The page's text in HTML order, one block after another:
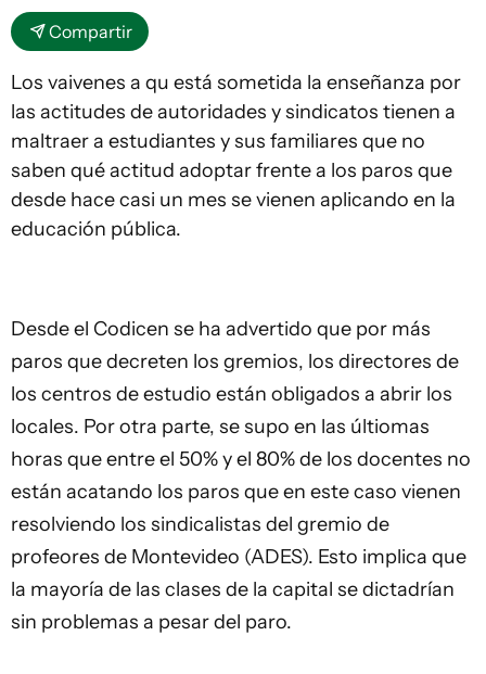
Compartir
Los vaivenes a qu está sometida la enseñanza por
las actitudes de autoridades y sindicatos tienen a
maltraer a estudiantes y sus familiares que no
saben qué actitud adoptar frente a los paros que
desde hace casi un mes se vienen aplicando en la
educación pública.
Desde el Codicen se ha advertido que por más
paros que decreten los gremios, los directores de
los centros de estudio están obligados a abrir los
locales. Por otra parte, se supo en las últiomas
horas que entre el 50% y el 80% de los docentes no
están acatando los paros que en este caso vienen
resolviendo los sindicalistas del gremio de
profeores de Montevideo (ADES). Esto implica que
la mayoría de las clases de la capital se dictadrían
sin problemas a pesar del paro.